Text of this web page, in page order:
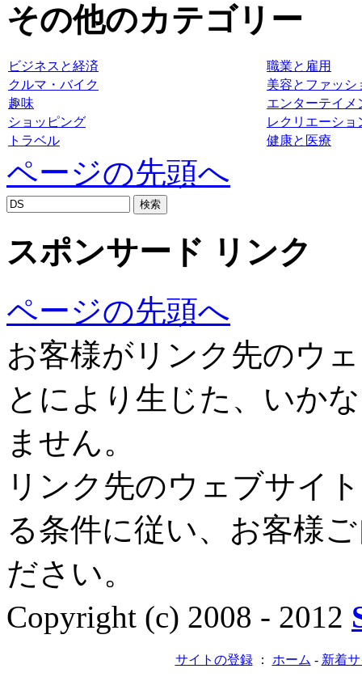
その他のカテゴリー
ビジネスと経済
職業と雇用
クルマ・バイク
美容とファッシ
趣味
エンターテイメ
ショッピング
レクリエーショ
トラベル
健康と医療
ページの先頭へ
スポンサード リンク
ページの先頭へ
お客様がリンク先のウ
とにより生じた、いか
ません。
リンク先のウェブサイ
る条件に従い、お客様
ださい。
Copyright (c) 2008 - 2012
サイトの登録： ホーム - 新着